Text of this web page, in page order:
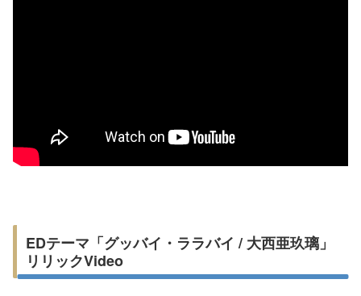
EDテーマ「グッバイ・ララバイ / 大西亜玖璃」
リリックVideo